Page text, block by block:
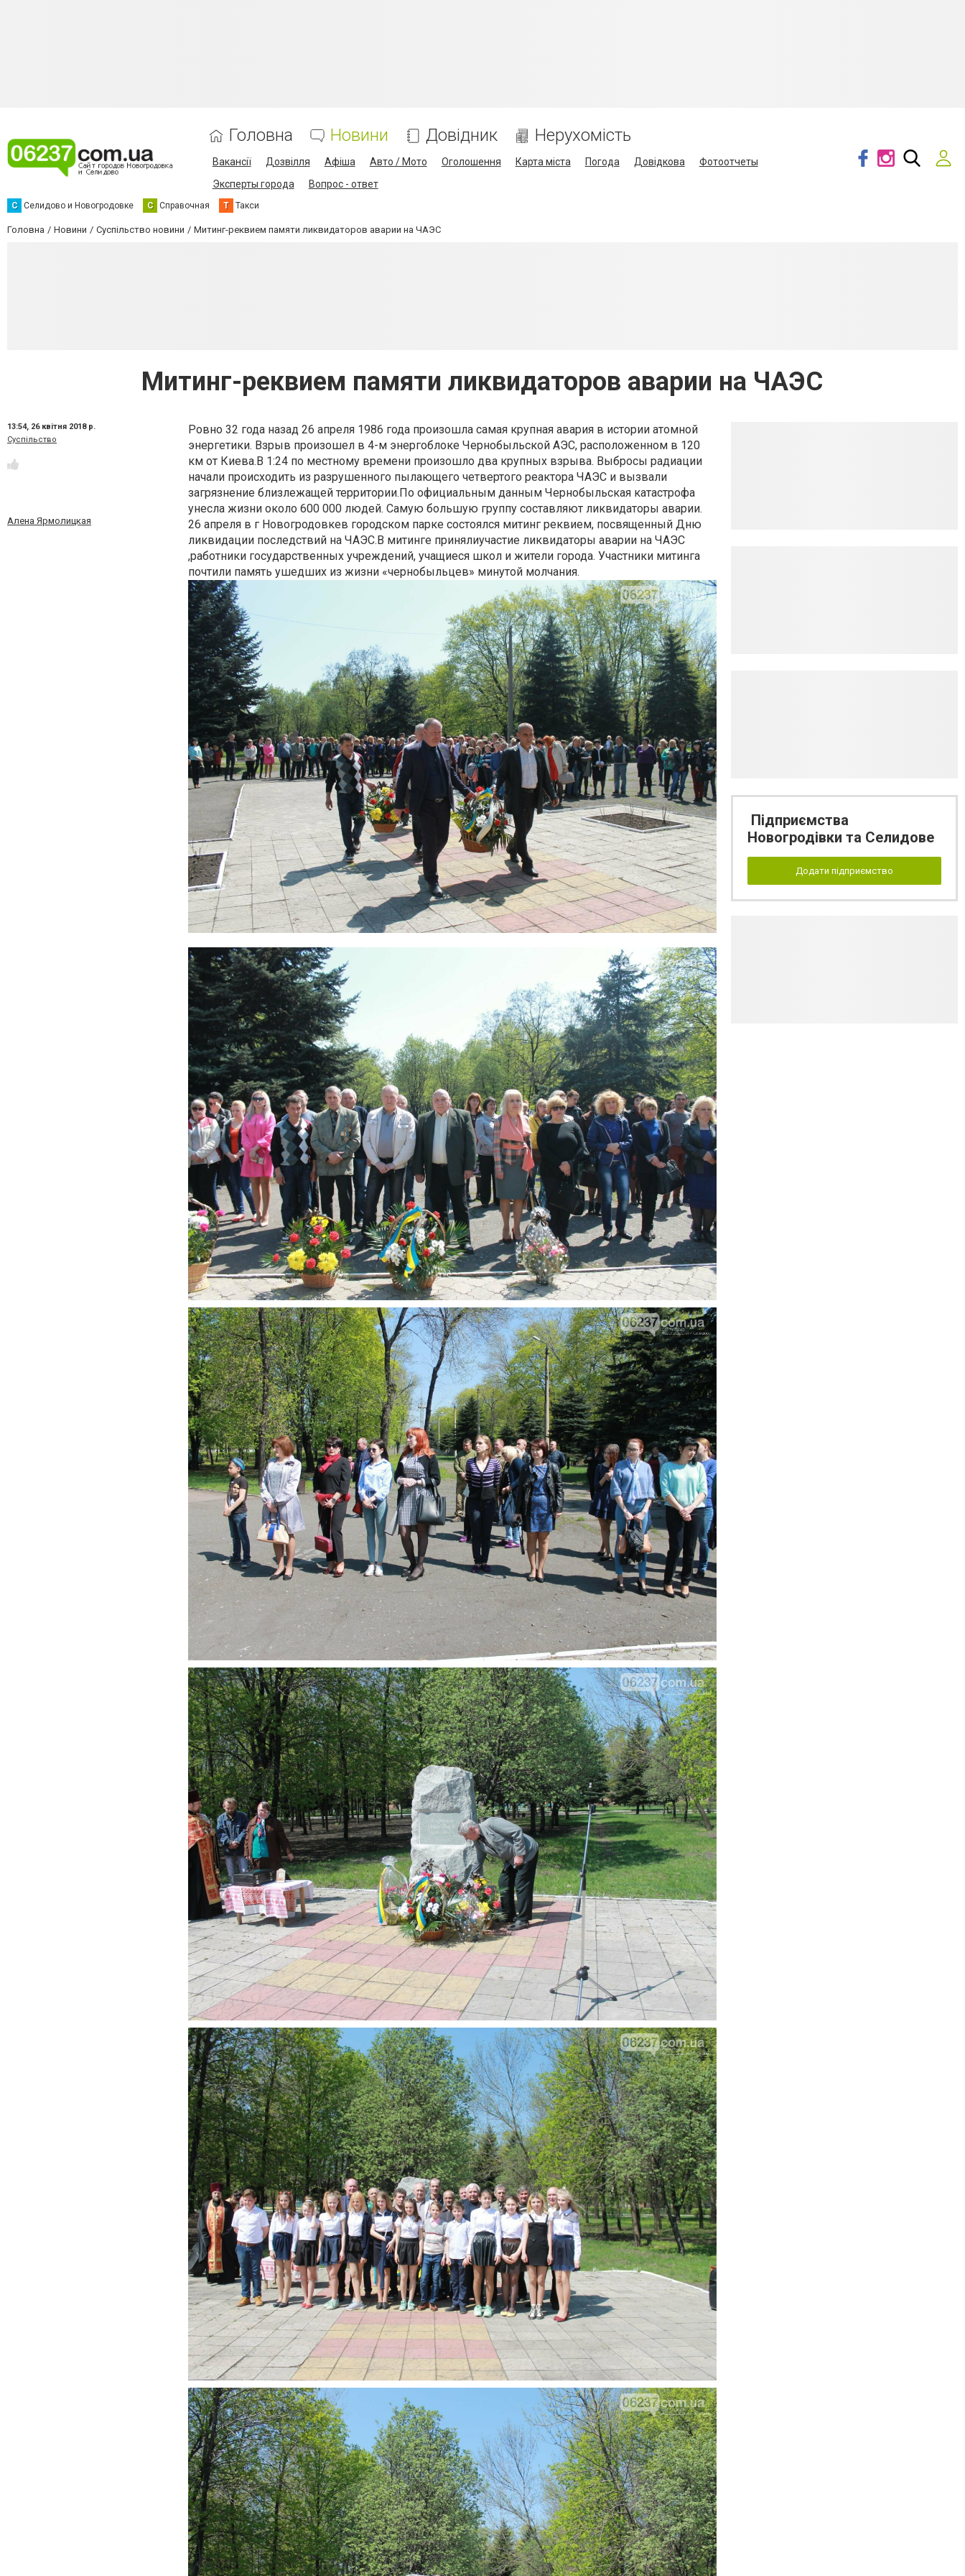
Головна Новини Довідник Нерухомість
Вакансії Дозвілля Афіша Авто / Мото Оголошення Карта міста Погода Довідкова
Фотоотчеты
Эксперты города
Вопрос - ответ
С Селидово и Новогродовке С Справочная Т Такси
Головна Новини Суспільство новини Митинг-реквием памяти ликвидаторов аварии на ЧАЭС
Митинг-реквием памяти ликвидаторов аварии на ЧАЭС
13:54, 26 квітня 2018 р.
Суспільство
Алена Ярмолицкая
Ровно 32 года назад 26 апреля 1986 года произошла самая крупная авария в истории атомной
энергетики. Взрыв произошел в 4-м энергоблоке Чернобыльской АЭС, расположенном в 120
км от Киева.В 1:24 по местному времени произошло два крупных взрыва. Выбросы радиации
начали происходить из разрушенного пылающего четвертого реактора ЧАЭС и вызвали
загрязнение близлежащей территории.По официальным данным Чернобыльская катастрофа
унесла жизни около 600 000 людей. Самую большую группу составляют ликвидаторы аварии.
26 апреля в г Новогродовкев городском парке состоялся митинг реквием, посвященный Дню
ликвидации последствий на ЧАЭС.В митинге принялиучастие ликвидаторы аварии на ЧАЭС
,работники государственных учреждений, учащиеся школ и жители города. Участники митинга
почтили память ушедших из жизни «чернобыльцев» минутой молчания.
Підприємства
Новогродівки та Селидове
Додати підприємство